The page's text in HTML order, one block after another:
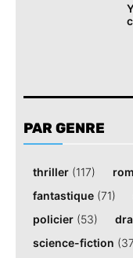
PAR GENRE
thriller (117)
fantastique (71)
policier (53)
science-fiction